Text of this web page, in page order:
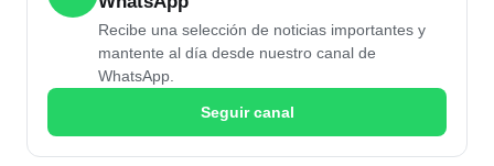
Recibe una selección de noticias importantes y
mantente al día desde nuestro canal de
WhatsApp.
Seguir canal